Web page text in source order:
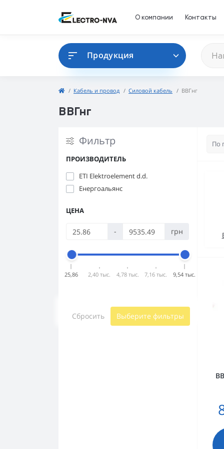
О компании Контакты
Продукция
Кабель и провод Силовой кабель ВВГнг
ВВГнг
Фильтр
ПРОИЗВОДИТЕЛЬ
ETI Elektroelement d.d.
Енергоальянс
ЦЕНА
- грн
25,86 2,40 тыс. 4,78 тыс. 7,16 тыс. 9,54 тыс.
Сбросить Выберите фильтры